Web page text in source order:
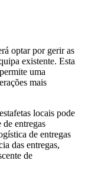
optar por gerir as
existente. Esta
uma
mais
locais pode
entregas
de entregas
das entregas,
de